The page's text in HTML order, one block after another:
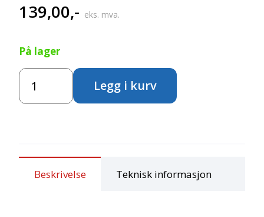
139,00,- eks. mva.
På lager
Cellofanposer
små
Legg i kurv
Beskrivelse Teknisk informasjon